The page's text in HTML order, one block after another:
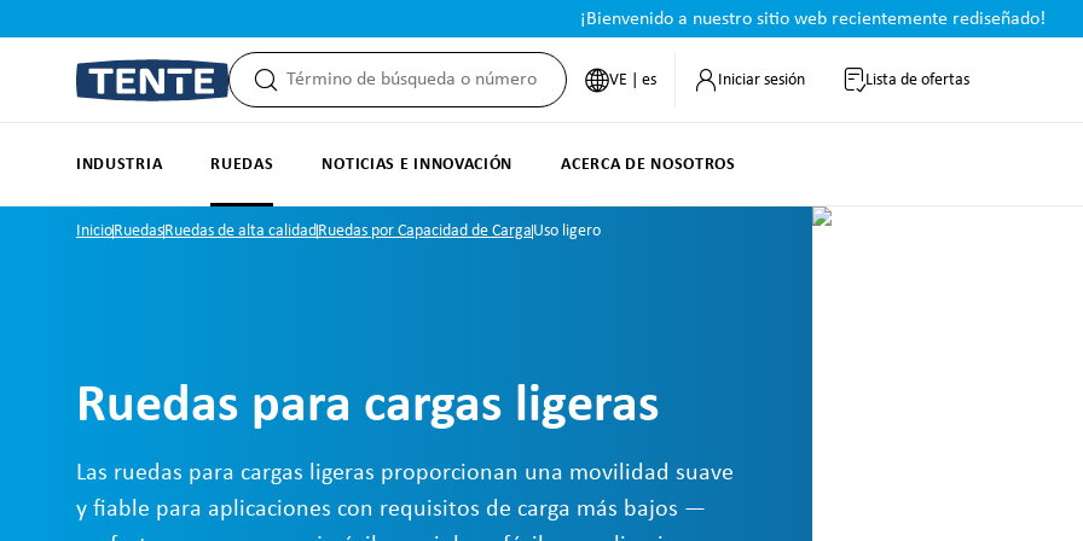
¡Bienvenido a nuestro sitio web recientemente rediseñado!
VE | es Iniciar sesión Lista de ofertas
INDUSTRIA RUEDAS NOTICIAS E INNOVACIÓN ACERCA DE NOSOTROS
InicioRuedasRuedas de alta calidadRuedas por Capacidad de Carga Uso ligero
Ruedas para cargas ligeras
Las ruedas para cargas ligeras proporcionan una movilidad suave
y fiable para aplicaciones con requisitos de carga más bajos —